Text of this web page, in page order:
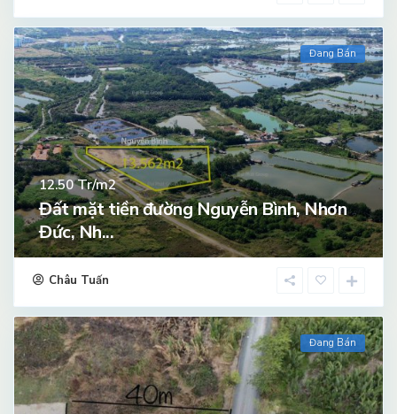
Đang Bán
12.50Tr/m2
Đất mặt tiền đường Nguyễn Bình, Nhơn
Đức, Nh...
Châu Tuấn
Đang Bán